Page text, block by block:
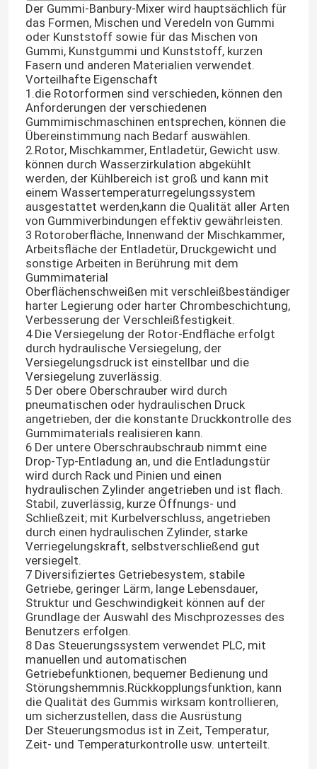
Der Gummi-Banbury-Mixer wird hauptsächlich für
das Formen, Mischen und Veredeln von Gummi
oder Kunststoff sowie für das Mischen von
Gummi, Kunstgummi und Kunststoff, kurzen
Fasern und anderen Materialien verwendet.
Vorteilhafte Eigenschaft
1.die Rotorformen sind verschieden, können den
Anforderungen der verschiedenen
Gummimischmaschinen entsprechen, können die
Übereinstimmung nach Bedarf auswählen.
2.Rotor, Mischkammer, Entladetür, Gewicht usw.
können durch Wasserzirkulation abgekühlt
werden, der Kühlbereich ist groß und kann mit
einem Wassertemperaturregelungssystem
ausgestattet werden,kann die Qualität aller Arten
von Gummiverbindungen effektiv gewährleisten.
3 Rotoroberfläche, Innenwand der Mischkammer,
Arbeitsfläche der Entladetür, Druckgewicht und
sonstige Arbeiten in Berührung mit dem
Gummimaterial
Oberflächenschweißen mit verschleißbeständiger
harter Legierung oder harter Chrombeschichtung,
Verbesserung der Verschleißfestigkeit.
4 Die Versiegelung der Rotor-Endfläche erfolgt
durch hydraulische Versiegelung, der
Versiegelungsdruck ist einstellbar und die
Versiegelung zuverlässig.
5 Der obere Oberschrauber wird durch
pneumatischen oder hydraulischen Druck
angetrieben, der die konstante Druckkontrolle des
Gummimaterials realisieren kann.
6 Der untere Oberschraubschraub nimmt eine
Drop-Typ-Entladung an, und die Entladungstür
wird durch Rack und Pinien und einen
hydraulischen Zylinder angetrieben und ist flach.
Stabil, zuverlässig, kurze Öffnungs- und
Schließzeit; mit Kurbelverschluss, angetrieben
durch einen hydraulischen Zylinder, starke
Verriegelungskraft, selbstverschließend gut
versiegelt.
7 Diversifiziertes Getriebesystem, stabile
Getriebe, geringer Lärm, lange Lebensdauer,
Struktur und Geschwindigkeit können auf der
Grundlage der Auswahl des Mischprozesses des
Benutzers erfolgen.
8 Das Steuerungssystem verwendet PLC, mit
manuellen und automatischen
Getriebefunktionen, bequemer Bedienung und
Störungshemmnis.Rückkopplungsfunktion, kann
die Qualität des Gummis wirksam kontrollieren,
um sicherzustellen, dass die Ausrüstung
Der Steuerungsmodus ist in Zeit, Temperatur,
Zeit- und Temperaturkontrolle usw. unterteilt.